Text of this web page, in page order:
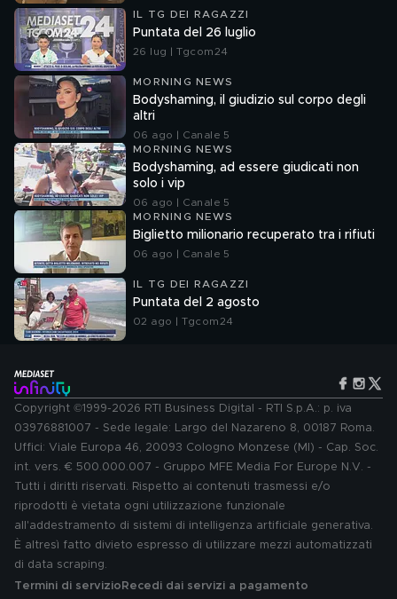
IL TG DEI RAGAZZI
Puntata del 26 luglio
26 lug | Tgcom24
MORNING NEWS
Bodyshaming, il giudizio sul corpo degli
altri
06 ago | Canale 5
MORNING NEWS
Bodyshaming, ad essere giudicati non
solo i vip
06 ago | Canale 5
MORNING NEWS
Biglietto milionario recuperato tra i rifiuti
06 ago | Canale 5
IL TG DEI RAGAZZI
Puntata del 2 agosto
02 ago | Tgcom24
Copyright ©1999-2026 RTI Business Digital - RTI S.p.A.: p. iva
03976881007 - Sede legale: Largo del Nazareno 8, 00187 Roma.
Uffici: Viale Europa 46, 20093 Cologno Monzese (MI) - Cap. Soc.
int. vers. € 500.000.007 - Gruppo MFE Media For Europe N.V. -
Tutti i diritti riservati. Rispetto ai contenuti trasmessi e/o
riprodotti è vietata ogni utilizzazione funzionale
all'addestramento di sistemi di intelligenza artificiale generativa.
È altresì fatto divieto espresso di utilizzare mezzi automatizzati
di data scraping.
Termini di servizio Recedi dai servizi a pagamento